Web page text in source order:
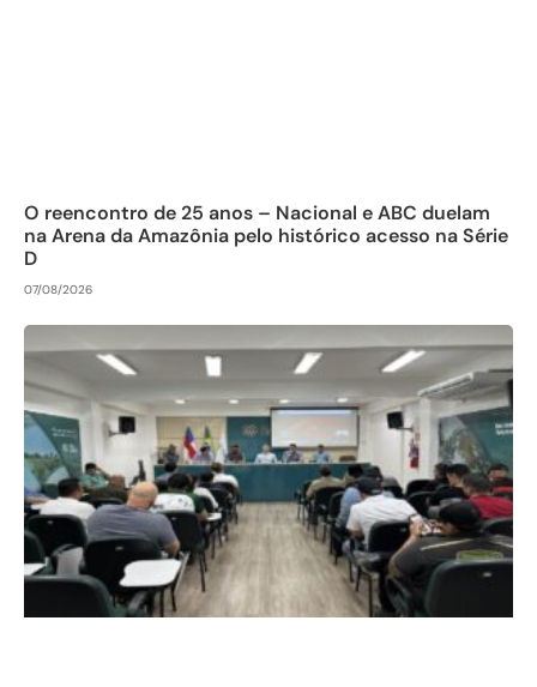
O reencontro de 25 anos – Nacional e ABC duelam
na Arena da Amazônia pelo histórico acesso na Série
D
07/08/2026